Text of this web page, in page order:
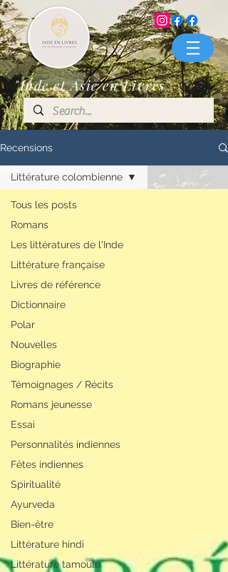
"Inde et Asie en Livres"
Recensions
Tous les posts
Romans
Les littératures de l'Inde
Littérature française
Livres de référence
Dictionnaire
Polar
Nouvelles
Biographie
Témoignages / Récits
Romans jeunesse
Essai
Personnalités indiennes
Fêtes indiennes
Spiritualité
Ayurveda
Bien-être
Littérature hindi
Littérature tamoule
Littérature colombienne